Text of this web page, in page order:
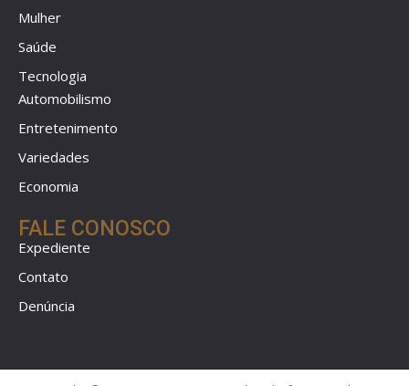
Mulher
Saúde
Tecnologia
Automobilismo
Entretenimento
Variedades
Economia
FALE CONOSCO
Expediente
Contato
Denúncia